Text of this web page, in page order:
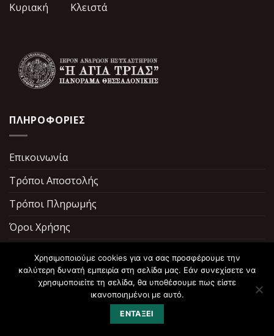
Κυριακή Κλειστά
ΠΛΗΡΟΦΟΡΙΕΣ
Επικοινωνία
Τρόποι Αποστολής
Τρόποι Πληρωμής
Όροι Χρήσης
Copyright 2026 ©ToPerivoliTisPanagias
Χρησιμοποιούμε cookies για να σας προσφέρουμε την
καλύτερη δυνατή εμπειρία στη σελίδα μας. Εάν συνεχίσετε να
χρησιμοποιείτε τη σελίδα, θα υποθέσουμε πως είστε
ικανοποιημένοι με αυτό.
ΕΝΤΆΞΕΙ